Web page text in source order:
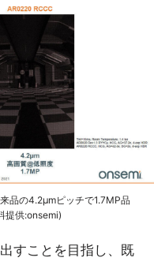
品の4.2μmピッチで1.7MP品
提供:onsemi)
すことを目指し、既